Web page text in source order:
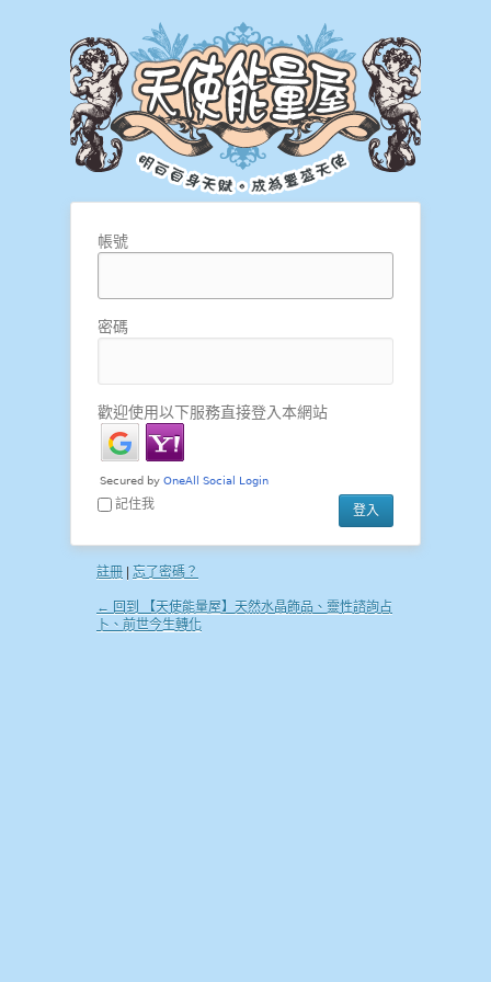
帳號
密碼
歡迎使用以下服務直接登入本網站
記住我
註冊 忘了密碼？
← 回到 【天使能量屋】天然水晶飾品、靈性諮詢占
卜、前世今生轉化